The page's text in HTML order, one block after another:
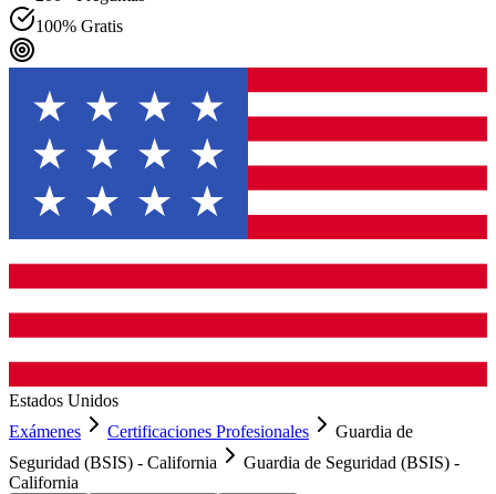
100% Gratis
Estados Unidos
Exámenes
Certificaciones Profesionales
Guardia de
Seguridad (BSIS) - California
Guardia de Seguridad (BSIS) -
California